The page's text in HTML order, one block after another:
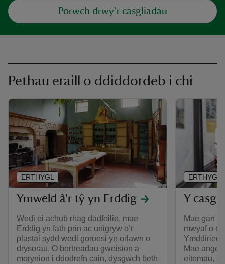
Porwch drwy’r casgliadau
Pethau eraill o ddiddordeb i chi
Ymweld â'r tŷ yn Erddig
Wedi ei achub rhag dadfeilio, mae
Erddig yn fath prin ac unigryw o’r
plastai sydd wedi goroesi yn orlawn o
drysorau. O bortreadau gweision a
morynion i ddodrefn cain, dysgwch beth
ERTHYGL
Y
Mae gan
mwyaf o
Mae
eitemau,
ERTHYGL